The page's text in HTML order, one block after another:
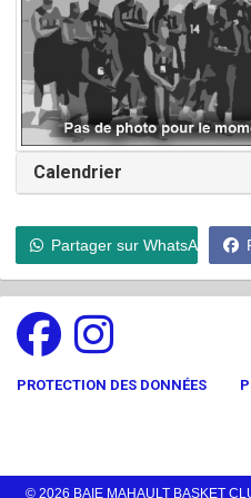
Calendrier
Partager sur WhatsApp
PROTECTION DES DONNÉES
© 2026 BAIE MAHAULT BASKET